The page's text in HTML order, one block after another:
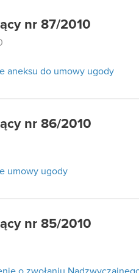
nr 87/2010
aneksu do umowy ugody
nr 86/2010
umowy ugody
nr 85/2010
o zwołaniu